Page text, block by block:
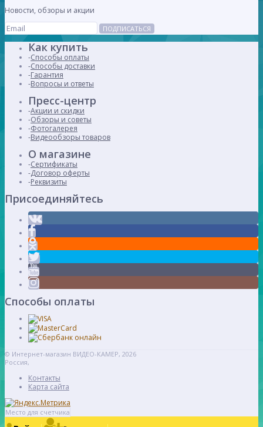
Новости, обзоры и акции
ПОДПИСАТЬСЯ
Как купить
Способы оплаты
Способы доставки
Гарантия
Вопросы и ответы
Пресс-центр
Акции и скидки
Обзоры и советы
Фотогалерея
Видеообзоры товаров
О магазине
Сертификаты
Договор оферты
Реквизиты
Присоединяйтесь
Способы оплаты
© Интернет-магазин ВИДЕО-КАМЕР, 2026
Россия,
Контакты
Карта сайта
Место для счетчика